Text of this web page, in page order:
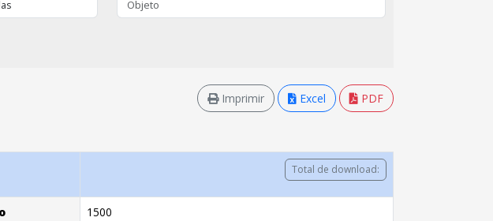
Imprimir Excel PDF
Total de download:
1500